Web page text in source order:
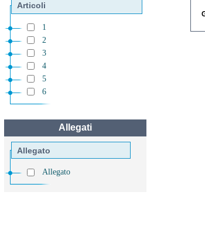
Articoli
1
2
3
4
5
6
Allegati
Allegato
Allegato